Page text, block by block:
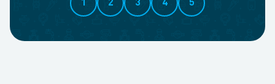
1 2 3 4 5